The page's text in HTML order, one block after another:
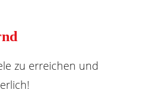
zu erreichen und